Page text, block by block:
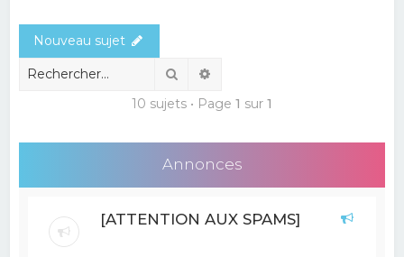
r
Nouveau sujet
Rechercher
10 sujets • Page 1 sur 1
Annonces
[ATTENTION AUX SPAMS]